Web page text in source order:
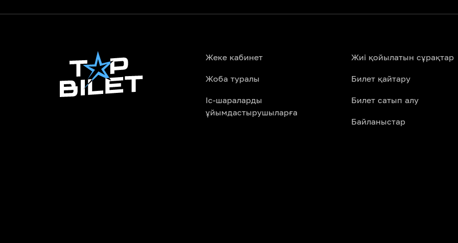
Жеке кабинет
Жоба туралы
Іс-шараларды
ұйымдастырушыларға
Жиі қойылатын сұрақтар
Билет қайтару
Билет сатып алу
Байланыстар